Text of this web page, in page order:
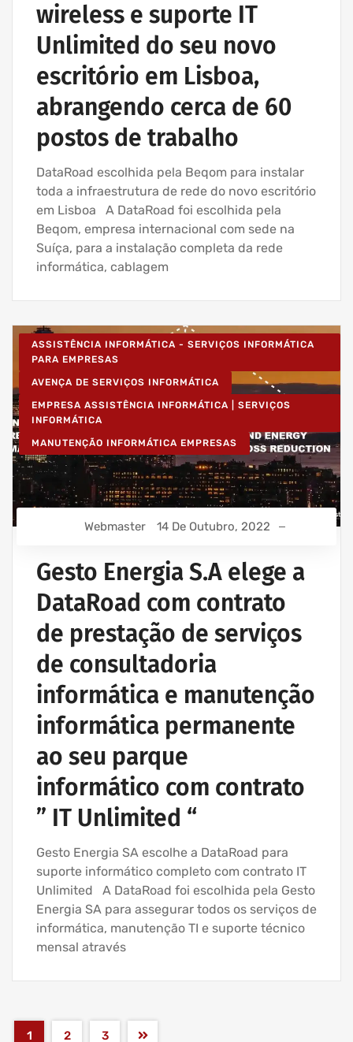
wireless e suporte IT
Unlimited do seu novo
escritório em Lisboa,
abrangendo cerca de 60
postos de trabalho
DataRoad escolhida pela Beqom para instalar
toda a infraestrutura de rede do novo escritório
em Lisboa A DataRoad foi escolhida pela
Beqom, empresa internacional com sede na
Suíça, para a instalação completa da rede
informática, cablagem
ASSISTÊNCIA INFORMÁTICA - SERVIÇOS INFORMÁTICA
PARA EMPRESAS
AVENÇA DE SERVIÇOS INFORMÁTICA
EMPRESA ASSISTÊNCIA INFORMÁTICA | SERVIÇOS
INFORMÁTICA
MANUTENÇÃO INFORMÁTICA EMPRESAS
Webmaster 14 De Outubro, 2022
Gesto Energia S.A elege a
DataRoad com contrato
de prestação de serviços
de consultadoria
informática e manutenção
informática permanente
ao seu parque
informático com contrato
” IT Unlimited “
Gesto Energia SA escolhe a DataRoad para
suporte informático completo com contrato IT
Unlimited A DataRoad foi escolhida pela Gesto
Energia SA para assegurar todos os serviços de
informática, manutenção TI e suporte técnico
mensal através
1 2 3